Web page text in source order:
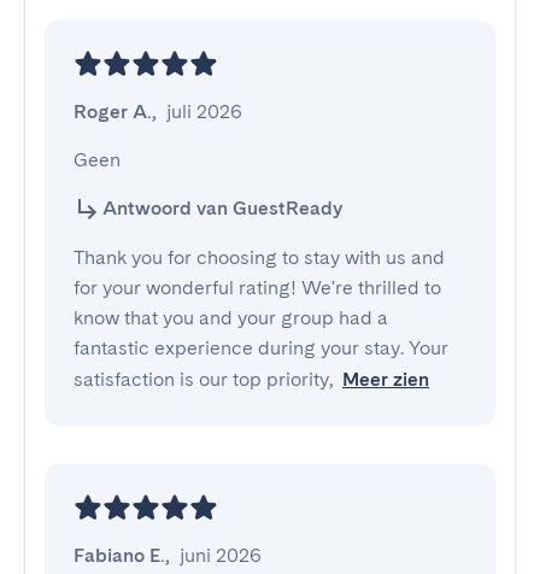
Roger A., juli 2026
Geen
Antwoord van GuestReady
Thank you for choosing to stay with us and
for your wonderful rating! We're thrilled to
know that you and your group had a
fantastic experience during your stay. Your
satisfaction is our top priority, Meer zien
Fabiano E., juni 2026